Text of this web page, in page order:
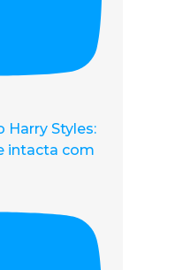
Harry Styles:
intacta com